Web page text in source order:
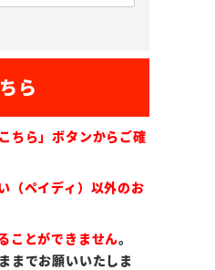
ちら」ボタンからご確
（ペイディ）以外のお
ことができません。
までお願いいたしま